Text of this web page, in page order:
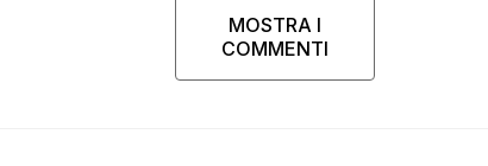
MOSTRA I
COMMENTI